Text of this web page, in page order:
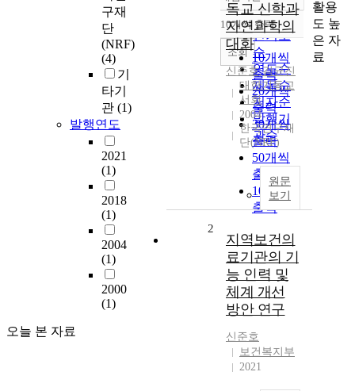
구재
단
(NRF)
(4)
기
타기
관 (1)
발행연도
2021
(1)
2018
(1)
2004
(1)
2000
(1)
오늘 본 자료
순
인기도
순
연도순
제목순
저자순
발행기
관순
내림차순
10개씩 출력
10개씩
출력
20개씩
출력
30개씩
출력
50개씩
출력
100개씩
출력
조회
독교 신학과
자연과학의
대화
신준호,김균진
대한기독교
서회
2004
한국연구재
단(NRF)
원문
보기
2
지역보건의
료기관의 기
능 인력 및
체계 개선
방안 연구
신준호
보건복지부
2021
활용
도 높
은 자
료